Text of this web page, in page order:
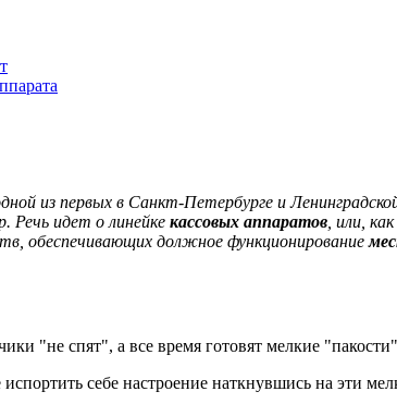
из первых в Санкт-Петербурге и
Речь идет о линейке кассовых аппаратов , или,
обеспечивающих должное функционирование
"не спят", а все время готовят мелкие
себе настроение наткнувшись на эти